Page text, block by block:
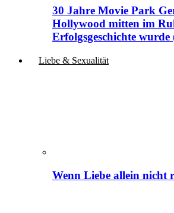
30 Jahre Movie Park
Hollywood mitten im
Erfolgsgeschichte wurde
Liebe & Sexualität
Wenn Liebe allein nicht